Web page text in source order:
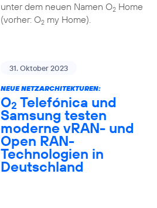
unter dem neuen Namen O2Home
(vorher: O2my Home).
31. Oktober 2023
NEUE NETZARCHITEKTUREN:
O2 Telefónica und
Samsung testen
moderne vRAN- und
Open RAN-
Technologien in
Deutschland